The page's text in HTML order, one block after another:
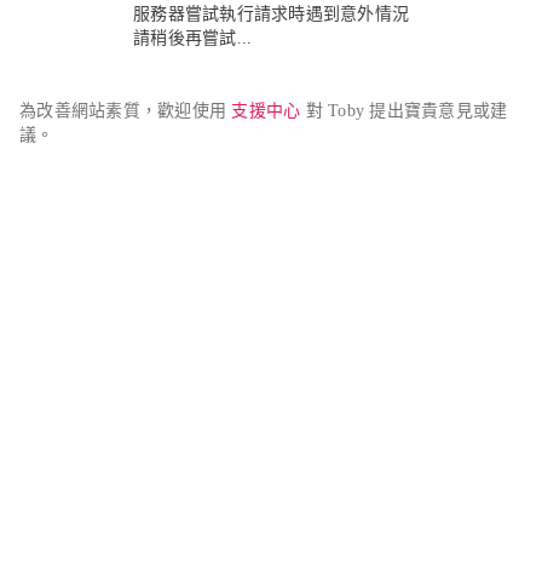
服務器嘗試執行請求時遇到意外情況
請稍後再嘗試...
為改善網站素質，歡迎使用 支援中心 對 Toby 提出寶貴意見或建
議。